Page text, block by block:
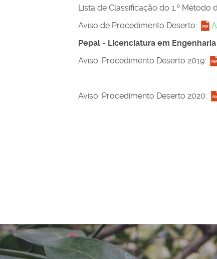
Lista de Classificação do 1.º Método
Aviso de Procedimento Deserto:
Pepal - Licenciatura em
Aviso: Procedimento Deserto 2019:
Aviso: Procedimento Deserto 2020: